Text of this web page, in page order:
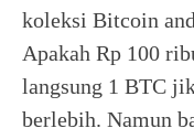
koleksi Bitcoin
Apakah Rp 100
langsung 1 BTC
berlebih. Namun